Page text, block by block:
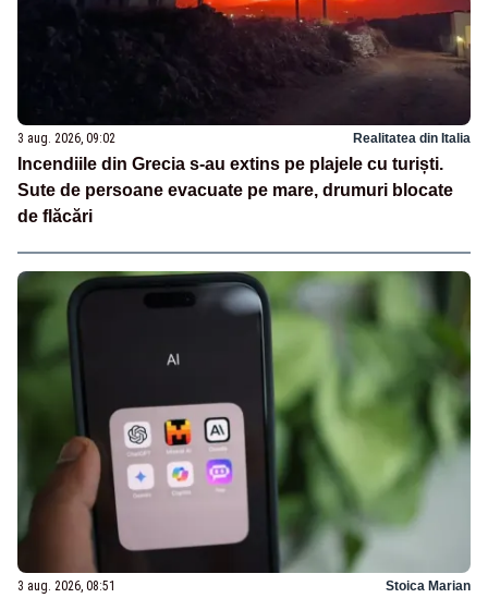
3 aug. 2026, 09:02 Realitatea din Italia
Incendiile din Grecia s-au extins pe plajele cu turiști.
Sute de persoane evacuate pe mare, drumuri blocate
de flăcări
3 aug. 2026, 08:51 Stoica Marian